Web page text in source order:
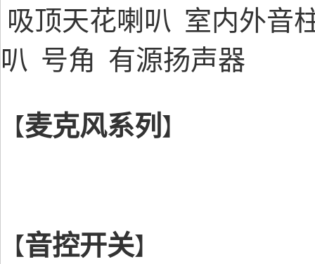
吸顶天花喇叭 室内外音
叭 号角 有源扬声器
【麦克风系列 】
【音控开关】